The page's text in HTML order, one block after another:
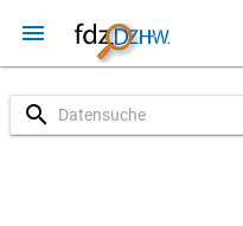
menu
search